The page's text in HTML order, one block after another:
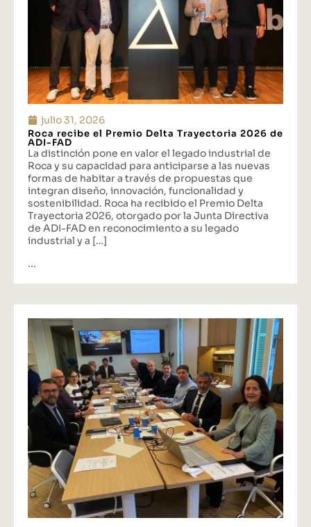
julio 31, 2026
Roca recibe el Premio Delta Trayectoria 2026 de
ADI-FAD
La distinción pone en valor el legado industrial de
Roca y su capacidad para anticiparse a las nuevas
formas de habitar a través de propuestas que
integran diseño, innovación, funcionalidad y
sostenibilidad. Roca ha recibido el Premio Delta
Trayectoria 2026, otorgado por la Junta Directiva
de ADI-FAD en reconocimiento a su legado
industrial y a […]
...